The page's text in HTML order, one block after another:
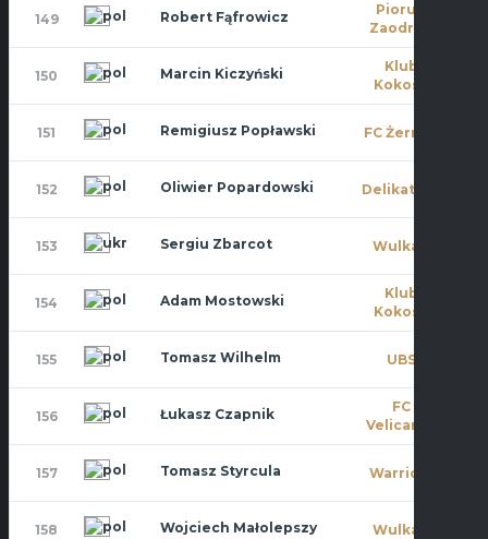
149 Robert Fąfrowicz
Piorun
Zaodrze
150 Marcin Kiczyński
Klub
Kokosa
151 Remigiusz Popławski FC Żerniki
152 Oliwier Popardowski Delikatesy
153 Sergiu Zbarcot Wulkan
154 Adam Mostowski
Klub
Kokosa
155 Tomasz Wilhelm UBS
156 Łukasz Czapnik
FC
Velicante
157 Tomasz Styrcula Warriors
158 Wojciech Małolepszy Wulkan